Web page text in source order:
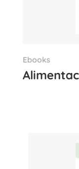
Ebooks